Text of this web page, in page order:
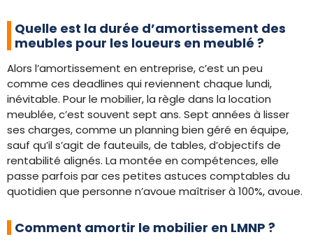
Quelle est la durée d’amortissement des
meubles pour les loueurs en meublé ?
Alors l’amortissement en entreprise, c’est un peu
comme ces deadlines qui reviennent chaque lundi,
inévitable. Pour le mobilier, la règle dans la location
meublée, c’est souvent sept ans. Sept années à lisser
ses charges, comme un planning bien géré en équipe,
sauf qu’il s’agit de fauteuils, de tables, d’objectifs de
rentabilité alignés. La montée en compétences, elle
passe parfois par ces petites astuces comptables du
quotidien que personne n’avoue maîtriser à 100%, avoue.
Comment amortir le mobilier en LMNP ?